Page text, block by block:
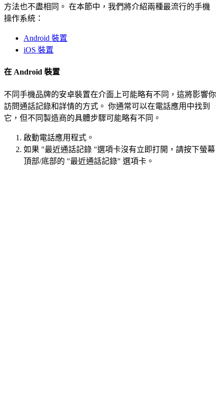
方法也不盡相同。 在本節中，我們將介紹兩種最流行的手機
操作系統：
Android 裝置
iOS 裝置
在 Android 裝置
不同手機品牌的安卓裝置在介面上可能略有不同，這將影響你
訪問通話記錄和詳情的方式。 你通常可以在電話應用中找到
它，但不同製造商的具體步驟可能略有不同。
啟動電話應用程式。
如果 "最近通話記錄 "選項卡沒有立即打開，請按下螢幕
頂部/底部的 "最近通話記錄" 選項卡。